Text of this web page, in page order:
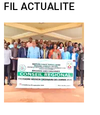
FIL ACTUALITE